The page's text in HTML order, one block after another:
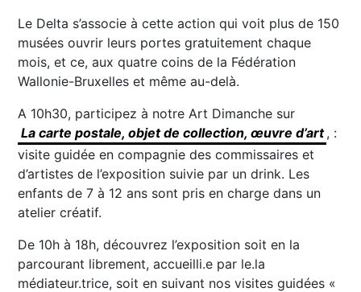
Le Delta s’associe à cette action qui voit plus de 150
musées ouvrir leurs portes gratuitement chaque
mois, et ce, aux quatre coins de la Fédération
Wallonie-Bruxelles et même au-delà.
A 10h30, participez à notre Art Dimanche sur
La carte postale, objet de collection, œuvre d’art , :
visite guidée en compagnie des commissaires et
d’artistes de l’exposition suivie par un drink. Les
enfants de 7 à 12 ans sont pris en charge dans un
atelier créatif.
De 10h à 18h, découvrez l’exposition soit en la
parcourant librement, accueilli.e par le.la
médiateur.trice, soit en suivant nos visites guidées «